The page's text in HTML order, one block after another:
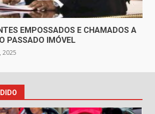
EMPOSSADOS E CHAMADOS A
PASSADO IMÓVEL
2025